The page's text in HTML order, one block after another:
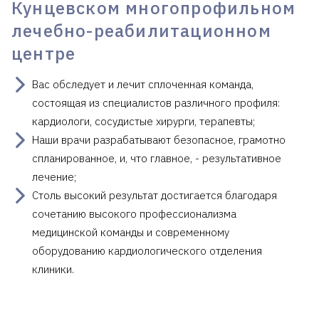
Кунцевском многопрофильном
лечебно-реабилитационном
центре
Вас обследует и лечит сплоченная команда,
состоящая из специалистов различного профиля:
кардиологи, сосудистые хирурги, терапевты;
Наши врачи разрабатывают безопасное, грамотно
спланированное, и, что главное, - результативное
лечение;
Столь высокий результат достигается благодаря
сочетанию высокого профессионализма
медицинской команды и современному
оборудованию кардиологического отделения
клиники.